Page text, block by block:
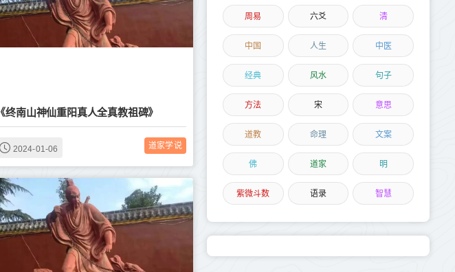
《终南山神仙重阳真人全真教祖碑》
2024-01-06 道家学说
周易 六爻 清
中国 人生 中医
经典 风水 句子
方法 宋 意思
道教 命理 文案
佛 道家 明
紫微斗数 语录 智慧